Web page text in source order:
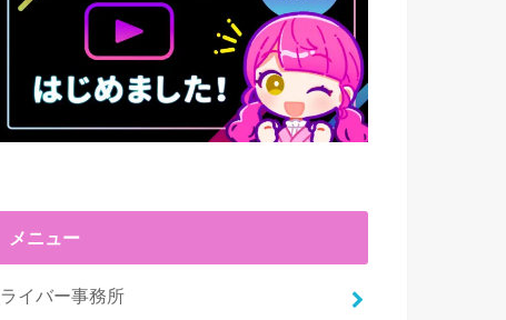
メニュー
ライバー事務所